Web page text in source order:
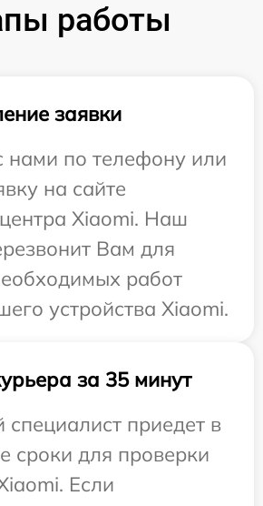
работы
заявки
нами по телефону или
на сайте
Xiaomi. Наш
Вам для
работ
устройства Xiaomi.
за 35 минут
специалист приедет в
сроки для проверки
Если